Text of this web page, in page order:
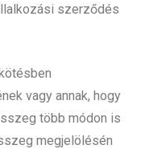
szerződés
vagy annak, hogy
több módon is
megjelölésén